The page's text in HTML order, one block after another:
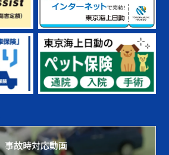
事故時対応動画